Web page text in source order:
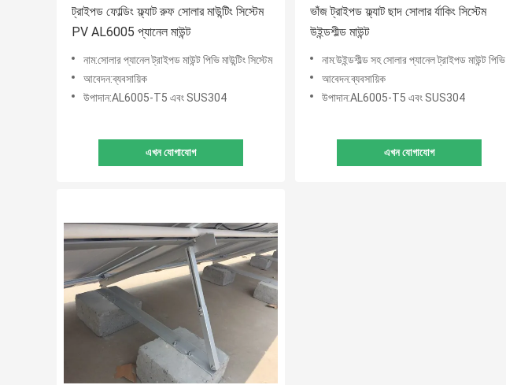
ট্রাইপড ফোল্ডিং ফ্ল্যাট রুফ সোলার মাউন্টিং সিস্টেম
PV AL6005 প্যানেল মাউন্ট
নাম:সোলার প্যানেল ট্রাইপড মাউন্ট পিভি মাউন্টিং সিস্টেম
আবেদন:ব্যবসায়িক
উপাদান:AL6005-T5 এবং SUS304
এখন যোগাযোগ
ভাঁজ ট্রাইপড ফ্ল্যাট ছাদ সোলার র্যাকিং সিস্টেম
উইন্ডশীল্ড মাউন্ট
নাম:উইন্ডশীল্ড সহ সোলার প্যানেল ট্রাইপড মাউন্ট পিভি মাউন্টিং সিস্টেম
আবেদন:ব্যবসায়িক
উপাদান:AL6005-T5 এবং SUS304
এখন যোগাযোগ